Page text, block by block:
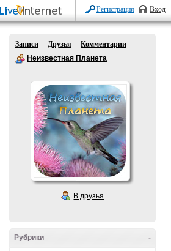
Регистрация Вход
Записи Друзья
Комментарии
Неизвестная Планета
В друзья
-
Рубрики